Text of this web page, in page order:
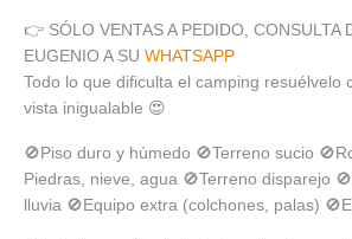
👉 SÓLO VENTAS A PEDIDO, CONSULTA
EUGENIO A SU WHATSAPP
Todo lo que dificulta el camping resuélvelo
vista inigualable 😍
🚫Piso duro y húmedo 🚫Terreno sucio
Piedras, nieve, agua 🚫Terreno disparejo
lluvia 🚫Equipo extra (colchones, palas)